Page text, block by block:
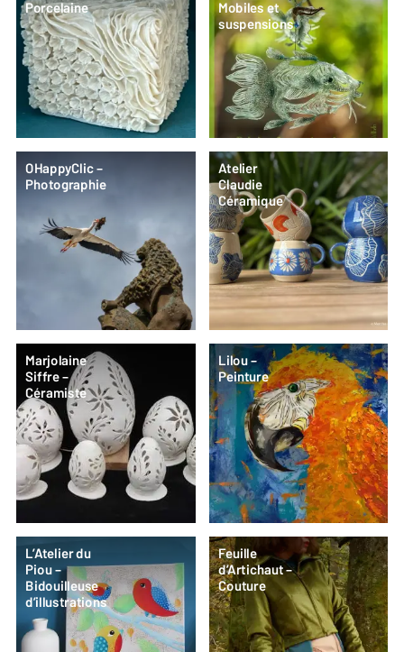
Porcelaine
Mobiles et
suspensions
OHappyClic –
Photographie
Atelier
Claudie
Céramique
Marjolaine
Siffre –
Céramiste
Lilou –
Peinture
L’Atelier du
Piou –
Bidouilleuse
d’illustrations
Feuille
d’Artichaut –
Couture